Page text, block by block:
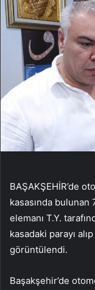
BAŞAKŞEHİR’de
kasasında bulunan
elemanı T.Y.
kasadaki parayı
görüntülendi.
Başakşehir’de